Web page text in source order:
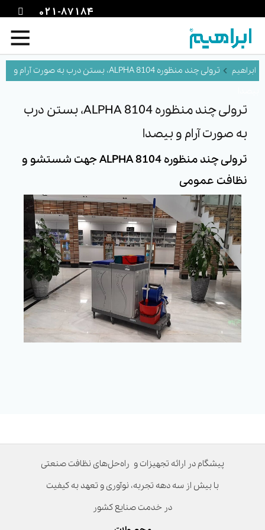
021-87184
ترولی چند منظوره ALPHA 8104، بستن درب به صورت آرام و
ترولی چند منظوره ALPHA 8104، بستن درب
به صورت آرام و بیصدا
ترولی چند منظوره ALPHA 8104 جهت شستشو و
نظافت عمومی
پیشگام در ارائه تجهیزات و راه‌حل‌های نظافت صنعتی
با بیش از سه دهه تجربه، نوآوری و تعهد به کیفیت
در خدمت صنایع کشور